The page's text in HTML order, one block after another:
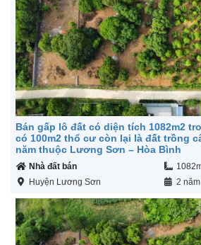
Bán gấp lô đất có diện tích 1082m2
có 100m2 thổ cư còn lại là đất trồng
năm thuộc Lương Sơn – Hòa Bình
Nhà đất bán
Huyện Lương Sơn 2